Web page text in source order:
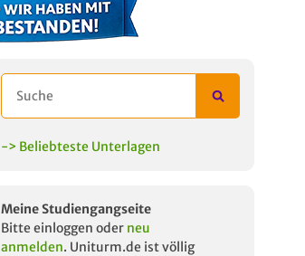
-> Beliebteste Unterlagen
Meine Studiengangseite
Bitte einloggen oder neu
anmelden. Uniturm.de ist völlig